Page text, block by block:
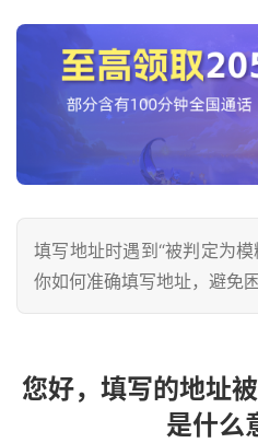
填写地址时遇到“被判定为
你如何准确填写地址，避免
您好，填写的地址
是什么